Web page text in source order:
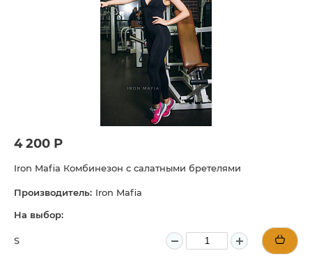
4 200 Р
Iron Mafia Комбинезон с салатными бретелями
Производитель: Iron Mafia
На выбор:
S